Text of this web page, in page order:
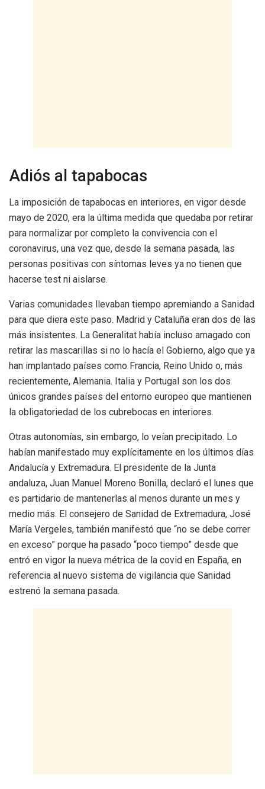
Adiós al tapabocas
La imposición de tapabocas en interiores, en vigor desde
mayo de 2020, era la última medida que quedaba por retirar
para normalizar por completo la convivencia con el
coronavirus, una vez que, desde la semana pasada, las
personas positivas con síntomas leves ya no tienen que
hacerse test ni aislarse.
Varias comunidades llevaban tiempo apremiando a Sanidad
para que diera este paso. Madrid y Cataluña eran dos de las
más insistentes. La Generalitat había incluso amagado con
retirar las mascarillas si no lo hacía el Gobierno, algo que ya
han implantado países como Francia, Reino Unido o, más
recientemente, Alemania. Italia y Portugal son los dos
únicos grandes países del entorno europeo que mantienen
la obligatoriedad de los cubrebocas en interiores.
Otras autonomías, sin embargo, lo veían precipitado. Lo
habían manifestado muy explícitamente en los últimos días
Andalucía y Extremadura. El presidente de la Junta
andaluza, Juan Manuel Moreno Bonilla, declaró el lunes que
es partidario de mantenerlas al menos durante un mes y
medio más. El consejero de Sanidad de Extremadura, José
María Vergeles, también manifestó que “no se debe correr
en exceso” porque ha pasado “poco tiempo” desde que
entró en vigor la nueva métrica de la covid en España, en
referencia al nuevo sistema de vigilancia que Sanidad
estrenó la semana pasada.